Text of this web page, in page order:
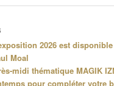
2026 est
Moal
midi thématique MAGIK
pour compléter votre